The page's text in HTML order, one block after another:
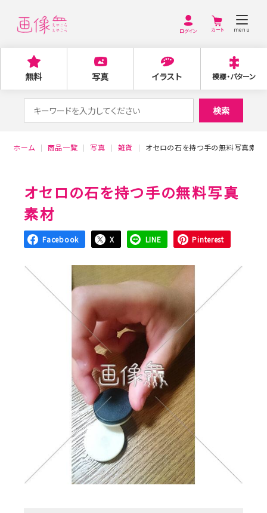
ログイン menu
無料 写真 イラスト 模様・パターン
索
検索
ホーム 商品一覧 写真 雑貨 オセロの石を持つ手の無料写真素材
オセロの石を持つ手の無料写真
素材
Facebook X LINE Pinterest